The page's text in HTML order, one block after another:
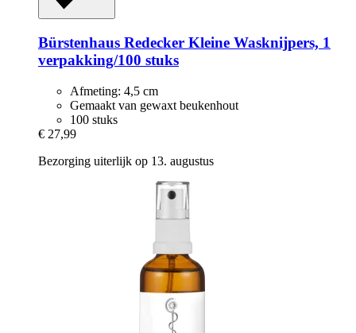
Bürstenhaus Redecker Kleine Wasknijpers, 1
verpakking/100 stuks
Afmeting: 4,5 cm
Gemaakt van gewaxt beukenhout
100 stuks
€ 27,99
Bezorging uiterlijk op 13. augustus